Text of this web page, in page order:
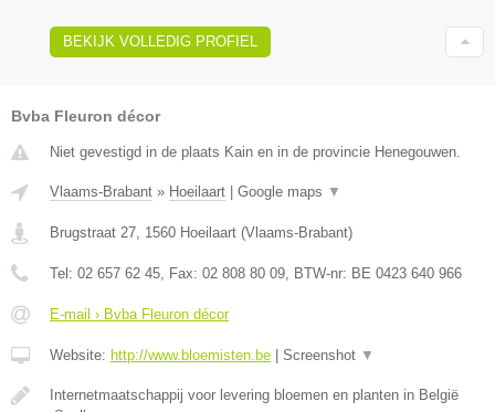
BEKIJK VOLLEDIG PROFIEL
Bvba Fleuron décor
Niet gevestigd in de plaats Kain en in de provincie Henegouwen.
Vlaams-Brabant » Hoeilaart Google maps ▼
Brugstraat 27, 1560 Hoeilaart (Vlaams-Brabant)
Tel: 02 657 62 45, Fax: 02 808 80 09, BTW-nr: BE 0423 640 966
E-mail › Bvba Fleuron décor
Website: http://www.bloemisten.be Screenshot ▼
Internetmaatschappij voor levering bloemen en planten in België